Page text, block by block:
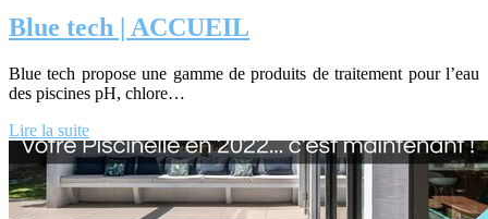
Blue tech | ACCUEIL
Blue tech propose une gamme de produits de traitement pour l’eau
des piscines pH, chlore…
Lire la suite